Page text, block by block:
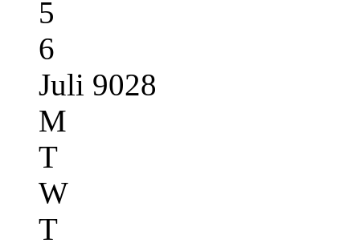
5
6
Juli 9028
M
T
W
T